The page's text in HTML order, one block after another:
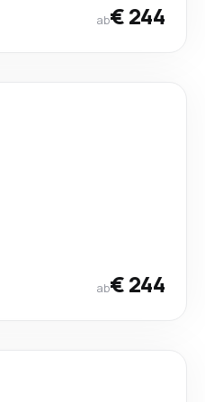
ab€ 244
ab€ 244